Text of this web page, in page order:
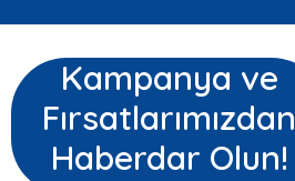
Kampanya ve
Fırsatlarımızdan
Haberdar Olun!